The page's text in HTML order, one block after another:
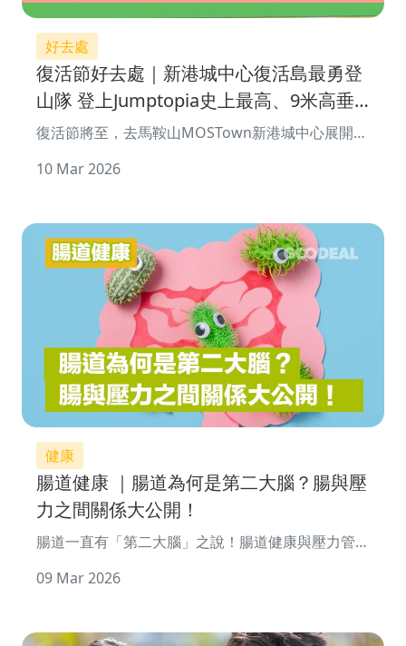
好去處
復活節好去處｜新港城中心復活島最勇登
山隊 登上Jumptopia史上最高、9米高垂
直「神聖大山」
復活節將至，去馬鞍山MOSTown新港城中心展開精
19日，MOSTown新港城中心與Jumptopia攜
10 Mar 2026
健康
腸道健康 ｜腸道為何是第二大腦？腸與壓
力之間關係大公開！
腸道一直有「第二大腦」之說！腸道健康與壓力管理
讓你的「身體」健康，甚至連情緒健康�
09 Mar 2026